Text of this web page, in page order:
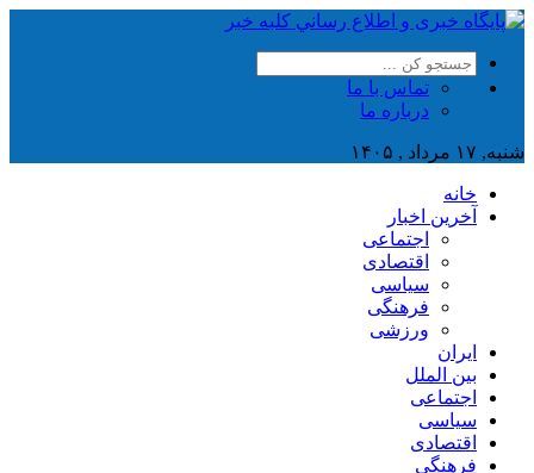
تماس با ما
درباره ما
شنبه, ۱۷ مرداد , ۱۴۰۵
خانه
آخرین اخبار
اجتماعی
اقتصادی
سیاسی
فرهنگی
ورزشی
ایران
بین الملل
اجتماعی
سیاسی
اقتصادی
فرهنگی